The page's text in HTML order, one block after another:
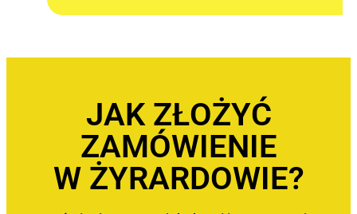
JAK ZŁOŻYĆ
ZAMÓWIENIE
W ŻYRARDOWIE?